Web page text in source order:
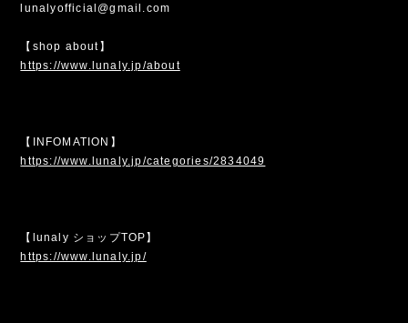
lunalyofficial@gmail.com
【shop about】
https://www.lunaly.jp/about
【INFOMATION】
https://www.lunaly.jp/categories/2834049
【lunaly ショップTOP】
https://www.lunaly.jp/